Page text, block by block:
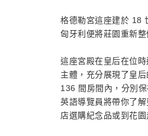
格德勒宮這座建於 18
匈牙利便將莊園重新
這座宮殿在皇后在位
主體，充分展現了皇
136 間房間內，分別
英語導覽員將帶你了
店選購紀念品或到花